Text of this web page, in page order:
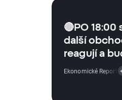
🔴PO 18:00
další
reagují a
trhy?
Ekonomické Reporty